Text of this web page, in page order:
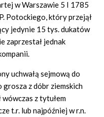
w Warszawie 5 I 1785
Potockiego, który przejął
jedynie 15 tys. dukatów
zaprzestał jednak
uchwałą sejmowądo
z dóbr ziemskich
z tytułem
t.r. lub najpóźniej w r.n.